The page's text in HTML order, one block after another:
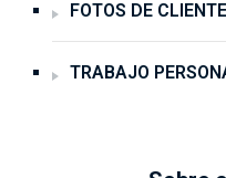
FOTOS DE
TRABAJO